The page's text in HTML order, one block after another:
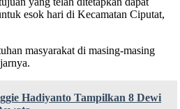
esok hari di Kecamatan Ciputat,
masyarakat di masing-masing
Hadiyanto Tampilkan 8 Dewi